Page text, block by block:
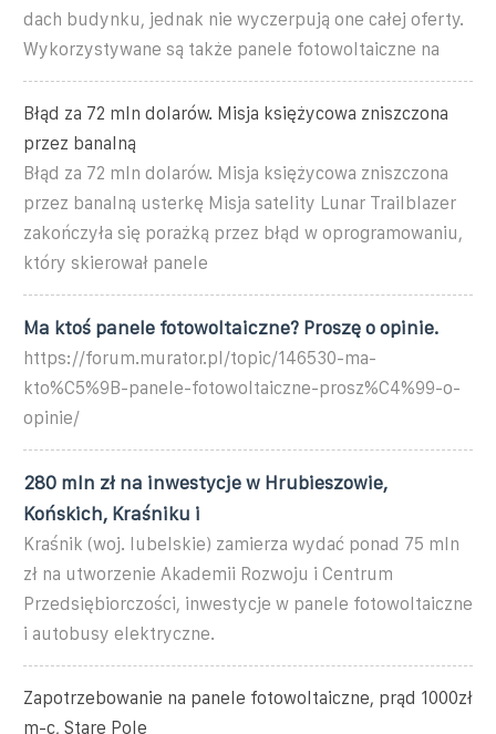
dach budynku, jednak nie wyczerpują one całej oferty.
Wykorzystywane są także panele fotowoltaiczne na
Błąd za 72 mln dolarów. Misja księżycowa zniszczona
przez banalną
Błąd za 72 mln dolarów. Misja księżycowa zniszczona
przez banalną usterkę Misja satelity Lunar Trailblazer
zakończyła się porażką przez błąd w oprogramowaniu,
który skierował panele
Ma ktoś panele fotowoltaiczne? Proszę o opinie.
https://forum.murator.pl/topic/146530-ma-
kto%C5%9B-panele-fotowoltaiczne-prosz%C4%99-o-
opinie/
280 mln zł na inwestycje w Hrubieszowie,
Końskich, Kraśniku i
Kraśnik (woj. lubelskie) zamierza wydać ponad 75 mln
zł na utworzenie Akademii Rozwoju i Centrum
Przedsiębiorczości, inwestycje w panele fotowoltaiczne
i autobusy elektryczne.
Zapotrzebowanie na panele fotowoltaiczne, prąd 1000zł
m-c, Stare Pole